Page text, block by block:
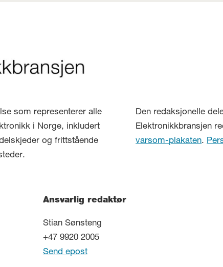
som representerer alle
i Norge, inkludert
og frittstående
Den redaksjonelle
Elektronikkbransjen
varsom-plakaten.
Ansvarlig redaktør
Stian Sønsteng
+47 9920 2005
Send epost